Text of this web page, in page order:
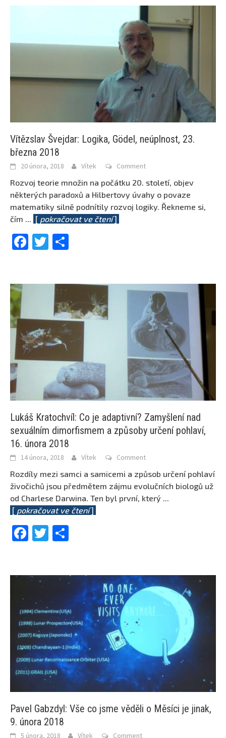
Vítězslav Švejdar: Logika, Gödel, neúplnost, 23.
března 2018
20 února, 2018 Vítek Comment
Rozvoj teorie množin na počátku 20. století, objev
některých paradoxů a Hilbertovy úvahy o povaze
matematiky silně podnítily rozvoj logiky. Řekneme si,
čím ... [ pokračovat ve čtení]
Facebook
Twitter
Lukáš Kratochvíl: Co je adaptivní? Zamyšlení nad
sexuálním dimorfismem a způsoby určení pohlaví,
16. února 2018
14 února, 2018 Vítek Comment
Rozdíly mezi samci a samicemi a způsob určení pohlaví
živočichů jsou předmětem zájmu evolučních biologů už
od Charlese Darwina. Ten byl první, který ...
[ pokračovat ve čtení]
Facebook
Twitter
Pavel Gabzdyl: Vše co jsme věděli o Měsíci je jinak,
9. února 2018
5 února, 2018 Vítek Comment